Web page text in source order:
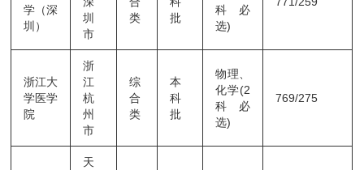
学（深
圳）
圳
市
类
批
科必
选)
浙江大
学医学
院
浙
江
杭
州
市
综
合
类
本
科
批
物理、
化学(2
科必
选)
769/275
天